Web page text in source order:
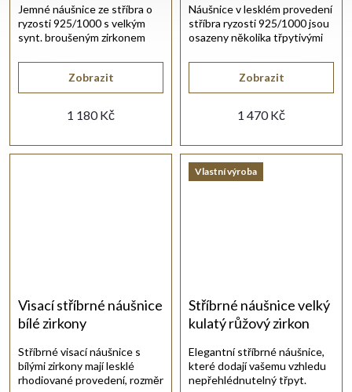
1 180 Kč
Zobrazit
Jemné náušnice ze stříbra o
ryzosti 925/1000 s velkým
synt. broušeným zirkonem
1 470 Kč
Zobrazit
Náušnice v lesklém provedení
stříbra ryzosti 925/1000 jsou
osazeny několika třpytivými
Visací stříbrné náušnice
bílé zirkony
Stříbrné visací náušnice s
bílými zirkony mají lesklé
rhodiované provedení, rozměr
Vlastní výroba
Stříbrné náušnice velký
kulatý růžový zirkon
Elegantní stříbrné náušnice,
které dodají vašemu vzhledu
nepřehlédnutelný třpyt.